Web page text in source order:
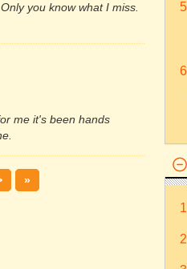
you know what I miss.
me it's been hands
»